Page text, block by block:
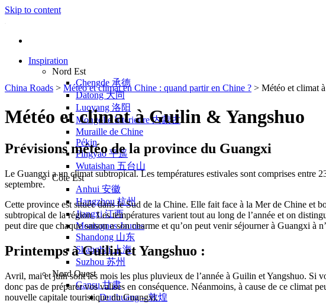
Skip to content
Inspiration
Nord Est
Chengde 承德
Datong 大同
Luoyang 洛阳
Mongolie Intérieure 内蒙古
Muraille de Chine
Pékin
Pingyao 平遥
Wutaishan 五台山
Côte Est
Anhui 安徽
Hangzhou 杭州
Jiangxi 江西
Montagnes Jaunes
Shandong 山东
Shanghai 上海
Suzhou 苏州
Nord Ouest
Gansu 甘肃
Dunhuang – 敦煌
China Roads > Météo et climat en Chine : quand partir en Chine ? > Météo et climat
Météo et climat à Guilin & Yangshuo
Prévisions météo de la province du Guangxi
Le Guangxi a un climat subtropical. Les températures estivales sont comprises entre
septembre.
Cette province est située dans le Sud de la Chine. Elle fait face à la Mer de Chine et
subtropical de la région. Les températures varient tout au long de l’année et on
peut dire que chaque saison a son charme et qu’on peut venir séjourner à Guangxi à
Printemps à Guilin et Yangshuo :
Avril, mai et juin sont les mois les plus pluvieux de l’année à Guilin et Yangshuo. Si
donc pas de préparer vos valises en conséquence. Néanmoins, à cause de ce climat
nouvelle capitale touristique du Guangxi.